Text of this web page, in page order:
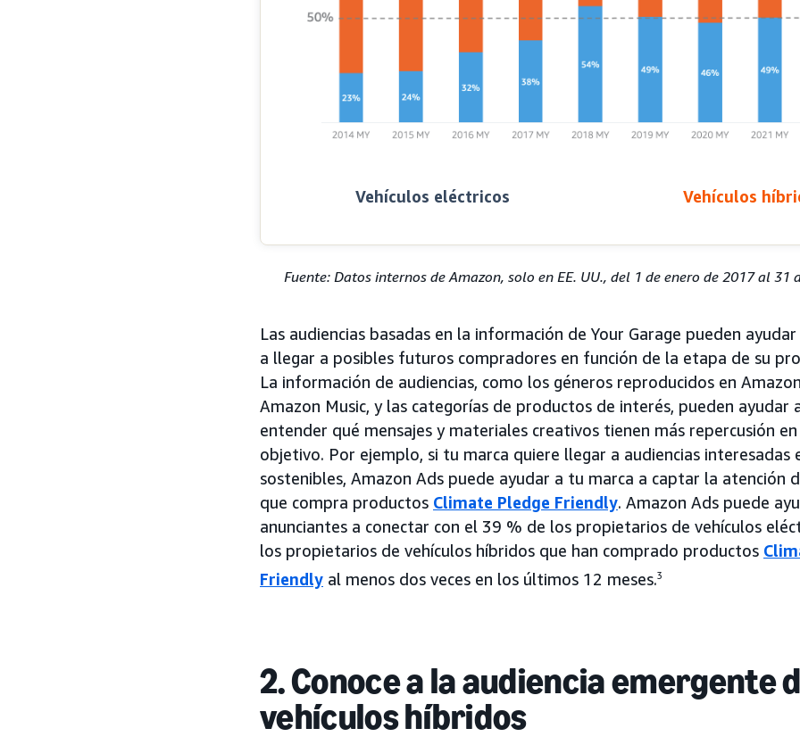
Vehículos eléctricos Vehículos
Fuente: Datos internos de Amazon, solo en EE. UU., del 1 de enero de 2017 al 31
Las audiencias basadas en la información de Your Garage pueden
a llegar a posibles futuros compradores en función de la etapa de su
La información de audiencias, como los géneros reproducidos en
Amazon Music, y las categorías de productos de interés, pueden ayudar
entender qué mensajes y materiales creativos tienen más repercusión en
objetivo. Por ejemplo, si tu marca quiere llegar a audiencias interesadas
sostenibles, Amazon Ads puede ayudar a tu marca a captar la atención
que compra productos Climate Pledge Friendly. Amazon Ads puede
anunciantes a conectar con el 39 % de los propietarios de vehículos
los propietarios de vehículos híbridos que han comprado productos
Friendly al menos dos veces en los últimos 12 meses.3
2. Conoce a la audiencia emergente
vehículos híbridos